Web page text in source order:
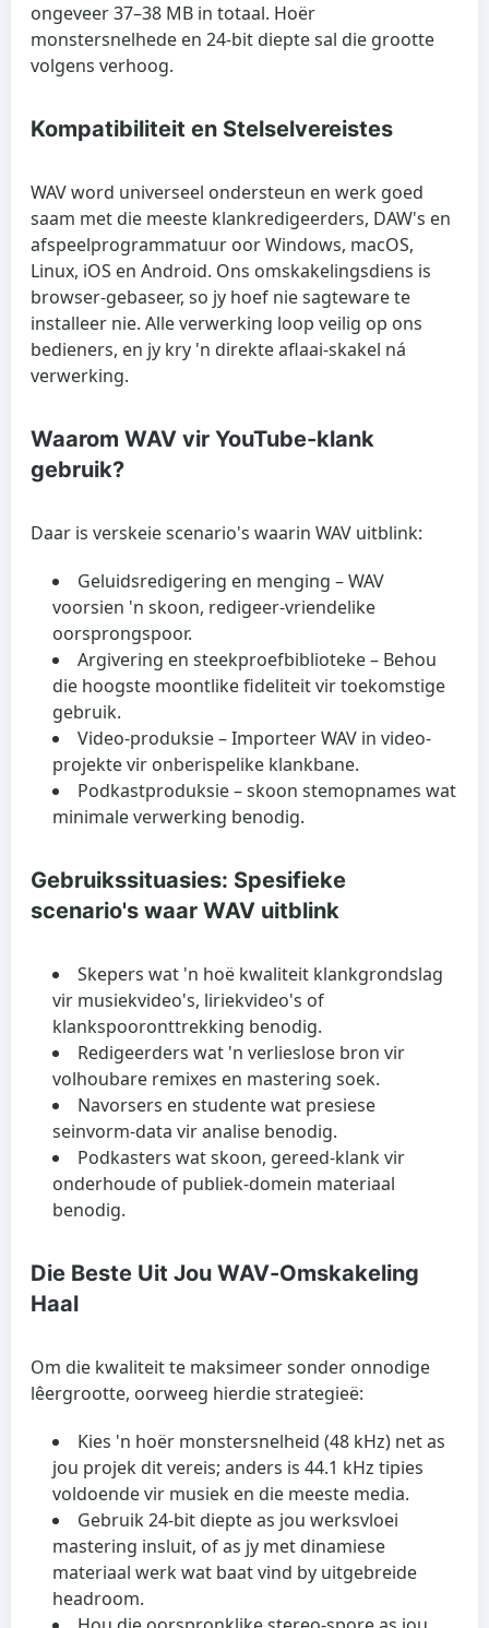
ongeveer 37–38 MB in totaal. Hoër
monstersnelhede en 24‑bit diepte sal die grootte
volgens verhoog.
Kompatibiliteit en Stelselvereistes
WAV word universeel ondersteun en werk goed
saam met die meeste klankredigeerders, DAW's en
afspeelprogrammatuur oor Windows, macOS,
Linux, iOS en Android. Ons omskakelingsdiens is
browser-gebaseer, so jy hoef nie sagteware te
installeer nie. Alle verwerking loop veilig op ons
bedieners, en jy kry 'n direkte aflaai-skakel ná
verwerking.
Waarom WAV vir YouTube-klank
gebruik?
Daar is verskeie scenario's waarin WAV uitblink:
Geluidsredigering en menging – WAV
voorsien 'n skoon, redigeer-vriendelike
oorsprongspoor.
Argivering en steekproefbiblioteke– Behou
die hoogste moontlike fideliteit vir toekomstige
gebruik.
Video-produksie– Importeer WAV in video-
projekte vir onberispelike klankbane.
Podkastproduksie– skoon stemopnames wat
minimale verwerking benodig.
Gebruikssituasies: Spesifieke
scenario's waar WAV uitblink
Skepers wat 'n hoë kwaliteit klankgrondslag
vir musiekvideo's, liriekvideo's of
klankspooronttrekking benodig.
Redigeerders wat 'n verlieslose bron vir
volhoubare remixes en mastering soek.
Navorsers en studente wat presiese
seinvorm-data vir analise benodig.
Podkasters wat skoon, gereed-klank vir
onderhoude of publiek-domein materiaal
benodig.
Die Beste Uit Jou WAV-Omskakeling
Haal
Om die kwaliteit te maksimeer sonder onnodige
lêergrootte, oorweeg hierdie strategieë:
Kies 'n hoër monstersnelheid (48 kHz) net as
jou projek dit vereis; anders is 44.1 kHz tipies
voldoende vir musiek en die meeste media.
Gebruik 24-bit diepte as jou werksvloei
mastering insluit, of as jy met dinamiese
materiaal werk wat baat vind by uitgebreide
headroom.